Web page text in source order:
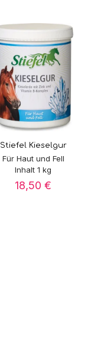
Stiefel Kieselgur
Für Haut und Fell
Inhalt 1 kg
18,50€